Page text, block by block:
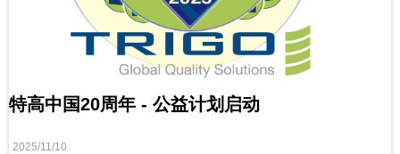
特高中国20周年 - 公益计划启动
2025/11/10